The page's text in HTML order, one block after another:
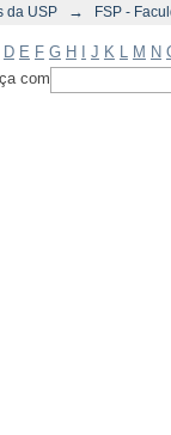
da USP → FSP -
D E F G H J K M N
com